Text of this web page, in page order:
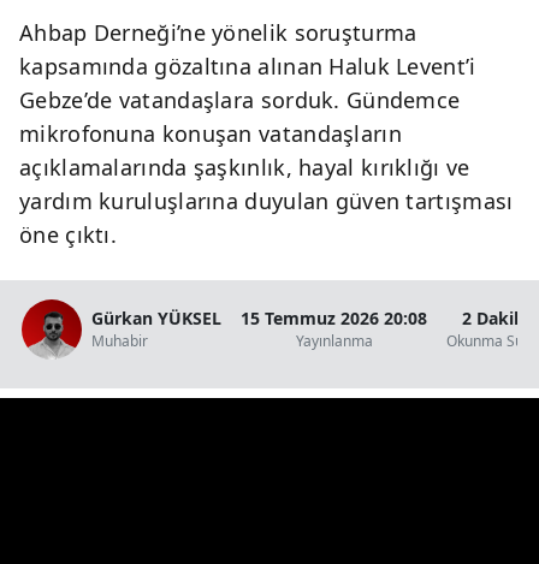
Ahbap Derneği’ne yönelik soruşturma
kapsamında gözaltına alınan Haluk Levent’i
Gebze’de vatandaşlara sorduk. Gündemce
mikrofonuna konuşan vatandaşların
açıklamalarında şaşkınlık, hayal kırıklığı ve
yardım kuruluşlarına duyulan güven tartışması
öne çıktı.
Gürkan YÜKSEL
Muhabir
15 Temmuz 2026 20:08
Yayınlanma
2 Dakika
Okunma